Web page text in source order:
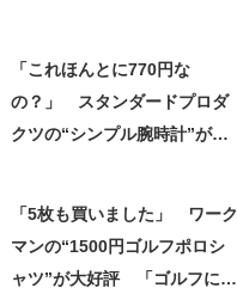
「これほんとに770円な
の？」 スタンダードプロダ
クツの“シンプル腕時計”が大
「5枚も買いました」 ワーク
マンの“1500円ゴルフポロシ
ャツ”が大好評 「ゴルフにも